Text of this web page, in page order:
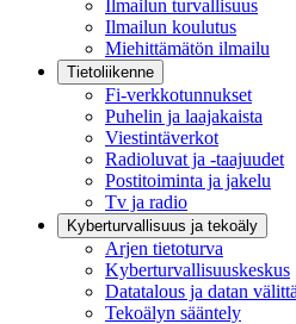
Ilmailun turvallisuus
Ilmailun koulutus
Miehittämätön ilmailu
Tietoliikenne
Fi-verkkotunnukset
Puhelin ja laajakaista
Viestintäverkot
Radioluvat ja -taajuudet
Postitoiminta ja jakelu
Tv ja radio
Kyberturvallisuus ja tekoäly
Arjen tietoturva
Kyberturvallisuuskeskus
Datatalous ja datan
Tekoälyn sääntely